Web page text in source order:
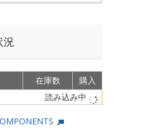
況
在庫数
購入
読み込み中